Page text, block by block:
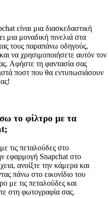
είναι μια διασκεδαστική
μια μοναδική πινελιά στα
τους παραπάνω οδηγούς,
να χρησιμοποιήσετε αυτόν τον
Αφήστε τη φαντασία σας
ποστ που θα εντυπωσιάσουν
το φίλτρο με τα
τις πεταλούδες στο
εφαρμογή Snapchat στο
ανοίξτε την κάμερα και
πάνω στο εικονίδιο του
με τις πεταλούδες και
στη φωτογραφία σας.